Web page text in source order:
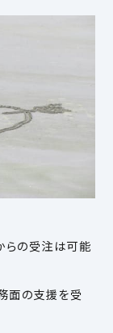
らの受注は可能
面の支援を受